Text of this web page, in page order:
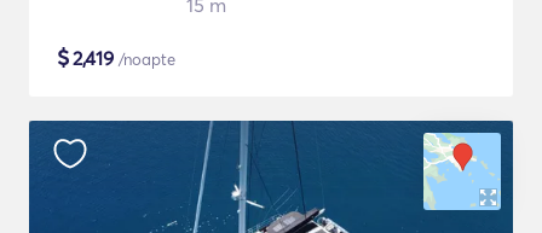
15 m
$2,419 /noapte